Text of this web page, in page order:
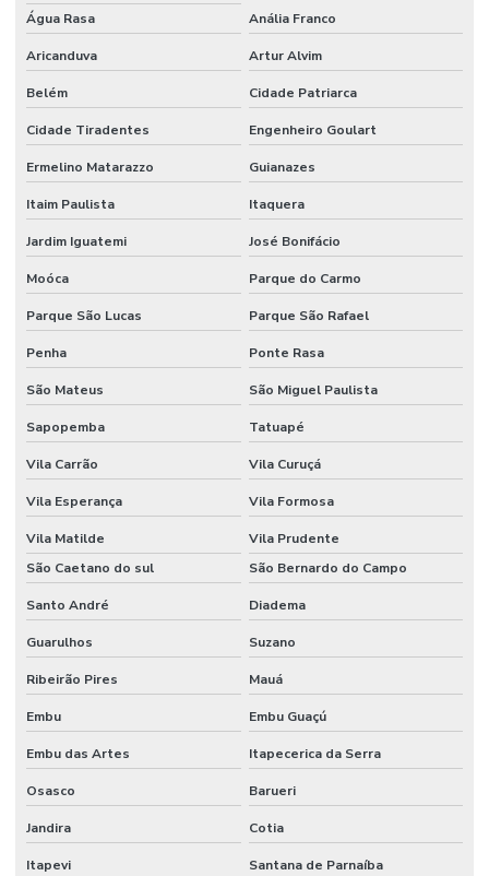
Água Rasa
Anália Franco
Aricanduva Artur Alvim
Belém Cidade Patriarca
Cidade Tiradentes Engenheiro Goulart
Ermelino Matarazzo Guianazes
Itaim Paulista Itaquera
Jardim Iguatemi José Bonifácio
Moóca Parque do Carmo
Parque São Lucas Parque São Rafael
Penha Ponte Rasa
São Mateus São Miguel Paulista
Sapopemba Tatuapé
Vila Carrão Vila Curuçá
Vila Esperança Vila Formosa
Vila Matilde
Vila Prudente
São Caetano do sul
São Bernardo do Campo
Santo André Diadema
Guarulhos Suzano
Ribeirão Pires Mauá
Embu Embu Guaçú
Embu das Artes Itapecerica da Serra
Osasco Barueri
Jandira Cotia
Itapevi Santana de Parnaíba